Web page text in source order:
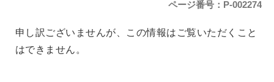
ページ番号：P-002274
申し訳ございませんが、この情報はご覧いただくこと
はできません。